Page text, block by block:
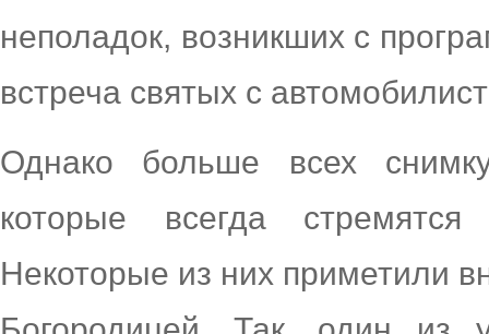
неполадок, возникших с
встреча святых с
Однако больше всех
которые всегда
Некоторые из них приметили